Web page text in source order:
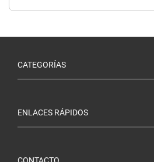
CATEGORÍAS
ENLACES RÁPIDOS
CONTACTO